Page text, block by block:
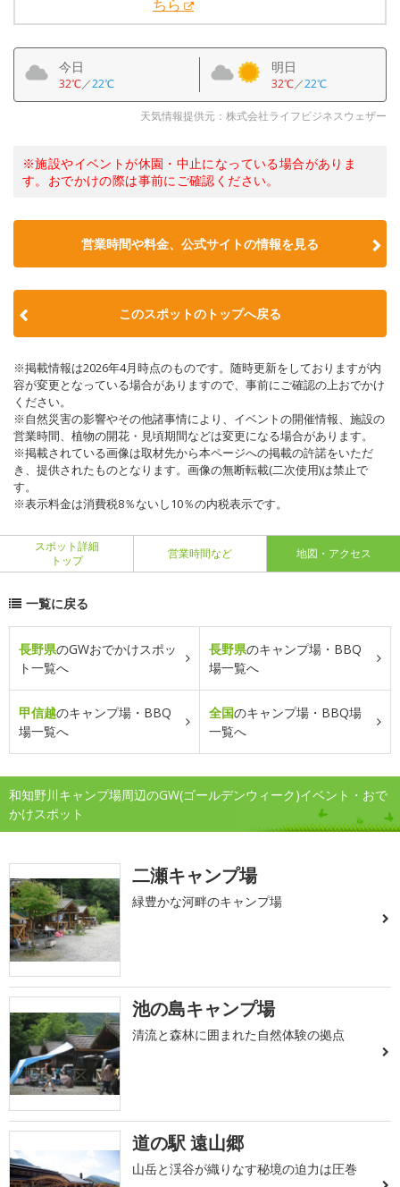
ちら
今日
32℃／22℃
明日
32℃／22℃
天気情報提供元：株式会社ライフビジネスウェザー
※施設やイベントが休園・中止になっている場合がありま
す。おでかけの際は事前にご確認ください。
営業時間や料金、公式サイトの情報を見る
このスポットのトップへ戻る
※掲載情報は2026年4月時点のものです。随時更新をしておりますが内
容が変更となっている場合がありますので、事前にご確認の上おでかけ
ください。
※自然災害の影響やその他諸事情により、イベントの開催情報、施設の
営業時間、植物の開花・見頃期間などは変更になる場合があります。
※掲載されている画像は取材先から本ページへの掲載の許諾をいただ
き、提供されたものとなります。画像の無断転載(二次使用)は禁止で
す。
※表示料金は消費税8％ないし10％の内税表示です。
スポット詳細
トップ
営業時間など 地図・アクセス
一覧に戻る
長野県のGWおでかけスポッ
ト一覧へ
長野県のキャンプ場・BBQ
場一覧へ
甲信越のキャンプ場・BBQ
場一覧へ
全国のキャンプ場・BBQ場
一覧へ
和知野川キャンプ場周辺のGW(ゴールデンウィーク)イベント・おで
かけスポット
二瀬キャンプ場
緑豊かな河畔のキャンプ場
池の島キャンプ場
清流と森林に囲まれた自然体験の拠点
道の駅 遠山郷
山岳と渓谷が織りなす秘境の迫力は圧巻